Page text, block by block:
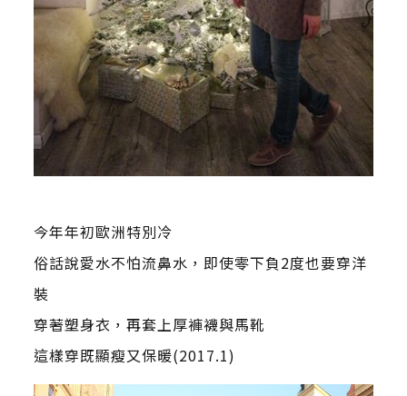
今年年初歐洲特別冷
俗話說愛水不怕流鼻水，即使零下負2度也要穿洋
裝
穿著塑身衣，再套上厚褲襪與馬靴
這樣穿既顯瘦又保暖(2017.1)